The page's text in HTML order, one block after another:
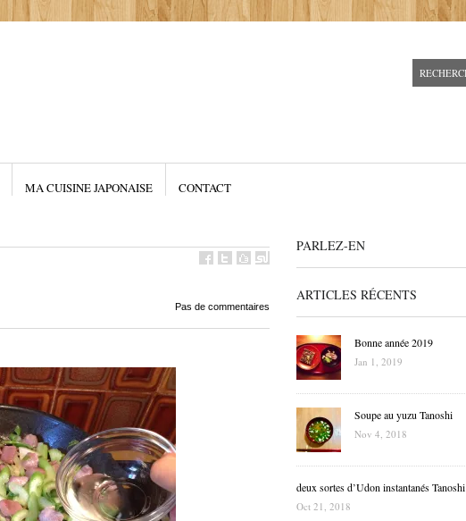
MA CUISINE JAPONAISE CONTACT
Pas de commentaires
PARLEZ-EN
ARTICLES RÉCENTS
Bonne année 2019
Jan 1, 2019
Soupe au yuzu Tanoshi
Nov 4, 2018
deux sortes d’Udon instantanés Tanoshi
Oct 21, 2018